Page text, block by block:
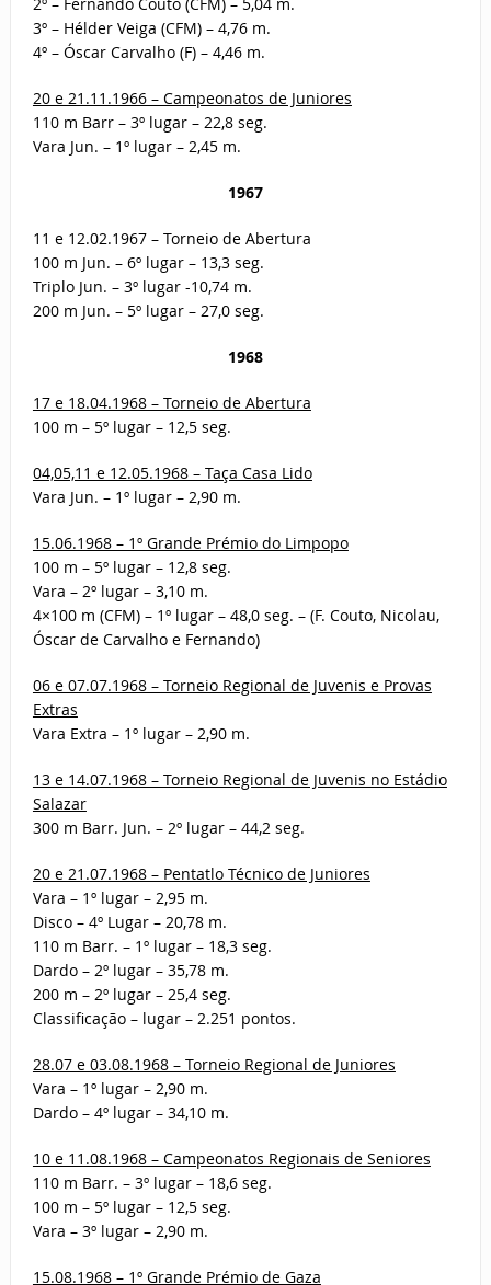
2º – Fernando Couto (CFM) – 5,04 m.
3º – Hélder Veiga (CFM) – 4,76 m.
4º – Óscar Carvalho (F) – 4,46 m.
20 e 21.11.1966 – Campeonatos de Juniores
110 m Barr – 3º lugar – 22,8 seg.
Vara Jun. – 1º lugar – 2,45 m.
1967
11 e 12.02.1967 – Torneio de Abertura
100 m Jun. – 6º lugar – 13,3 seg.
Triplo Jun. – 3º lugar -10,74 m.
200 m Jun. – 5º lugar – 27,0 seg.
1968
17 e 18.04.1968 – Torneio de Abertura
100 m – 5º lugar – 12,5 seg.
04,05,11 e 12.05.1968 – Taça Casa Lido
Vara Jun. – 1º lugar – 2,90 m.
15.06.1968 – 1º Grande Prémio do Limpopo
100 m – 5º lugar – 12,8 seg.
Vara – 2º lugar – 3,10 m.
4×100 m (CFM) – 1º lugar – 48,0 seg. – (F. Couto, Nicolau,
Óscar de Carvalho e Fernando)
06 e 07.07.1968 – Torneio Regional de Juvenis e Provas
Extras
Vara Extra – 1º lugar – 2,90 m.
13 e 14.07.1968 – Torneio Regional de Juvenis no Estádio
Salazar
300 m Barr. Jun. – 2º lugar – 44,2 seg.
20 e 21.07.1968 – Pentatlo Técnico de Juniores
Vara – 1º lugar – 2,95 m.
Disco – 4º Lugar – 20,78 m.
110 m Barr. – 1º lugar – 18,3 seg.
Dardo – 2º lugar – 35,78 m.
200 m – 2º lugar – 25,4 seg.
Classificação – lugar – 2.251 pontos.
28.07 e 03.08.1968 – Torneio Regional de Juniores
Vara – 1º lugar – 2,90 m.
Dardo – 4º lugar – 34,10 m.
10 e 11.08.1968 – Campeonatos Regionais de Seniores
110 m Barr. – 3º lugar – 18,6 seg.
100 m – 5º lugar – 12,5 seg.
Vara – 3º lugar – 2,90 m.
15.08.1968 – 1º Grande Prémio de Gaza